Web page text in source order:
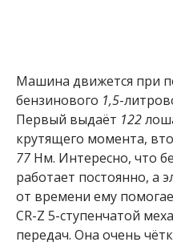
Машина движется при
бензинового 1,5-
Первый выдаёт 122
крутящего момента,
77 Нм. Интересно, что
работает постоянно, а
от времени ему
CR-Z 5-ступенчатой
передач. Она очень